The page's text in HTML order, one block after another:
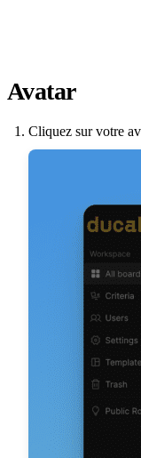
Avatar
Cliquez sur votre